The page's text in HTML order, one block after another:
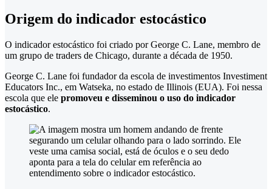
Origem do indicador estocástico
O indicador estocástico foi criado por George C. Lane, membro de
um grupo de traders de Chicago, durante a década de 1950.
George C. Lane foi fundador da escola de investimentos Investiment
Educators Inc., em Watseka, no estado de Illinois (EUA). Foi nessa
escola que ele promoveu e disseminou o uso do indicador
estocástico.